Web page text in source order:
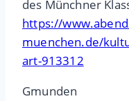
des Münchner
https://
muenchen.de/
art-913312
Gmunden